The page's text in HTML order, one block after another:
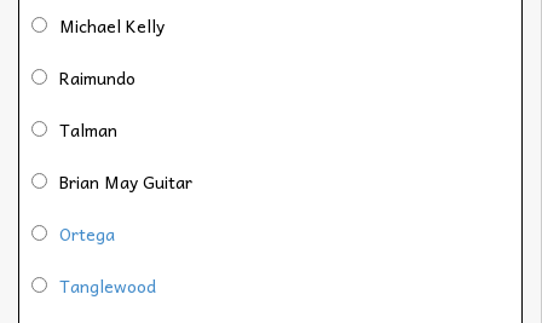
Michael Kelly
Raimundo
Talman
Brian May Guitar
Ortega
Tanglewood